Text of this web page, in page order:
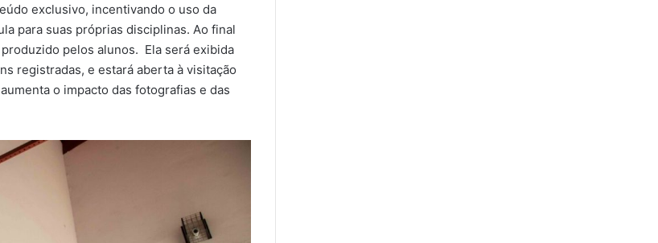
exclusivo, incentivando o uso da
para suas próprias disciplinas. Ao final
pelos alunos. Ela será exibida
registradas, e estará aberta à visitação
o impacto das fotografias e das